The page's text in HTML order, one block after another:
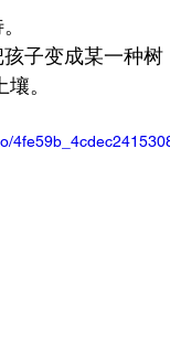
子变成某一种树
。